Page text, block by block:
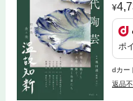
ポ
dカー
返品